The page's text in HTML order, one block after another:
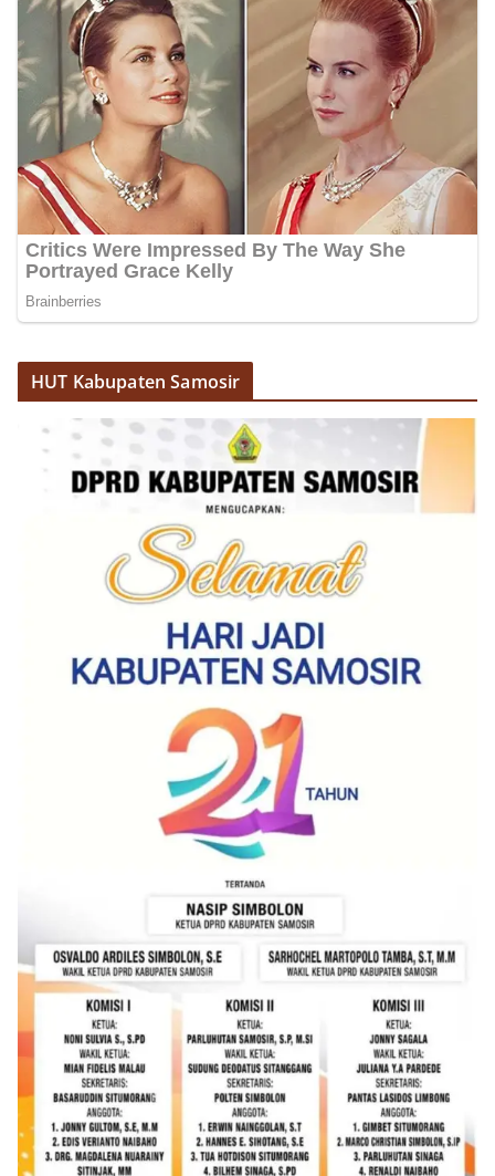
HUT Kabupaten Samosir